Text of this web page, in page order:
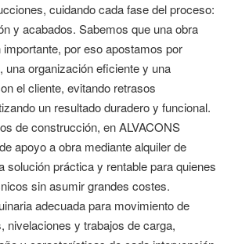
cuidando cada fase del proceso:
y acabados. Sabemos que una obra
por eso apostamos por
una organización eficiente y una
el cliente, evitando retrasos
un resultado duradero y funcional.
de construcción, en ALVACONS
apoyo a obra mediante alquiler de
solución práctica y rentable para quienes
sin asumir grandes costes.
adecuada para movimiento de
nivelaciones y trabajos de carga,